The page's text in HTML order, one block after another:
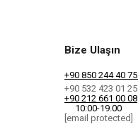
Bize Ulaşın
+90 850 244 40 75
+90 532 423 01 25
+90 212 661 00 08
10:00-19.00
[email protected]